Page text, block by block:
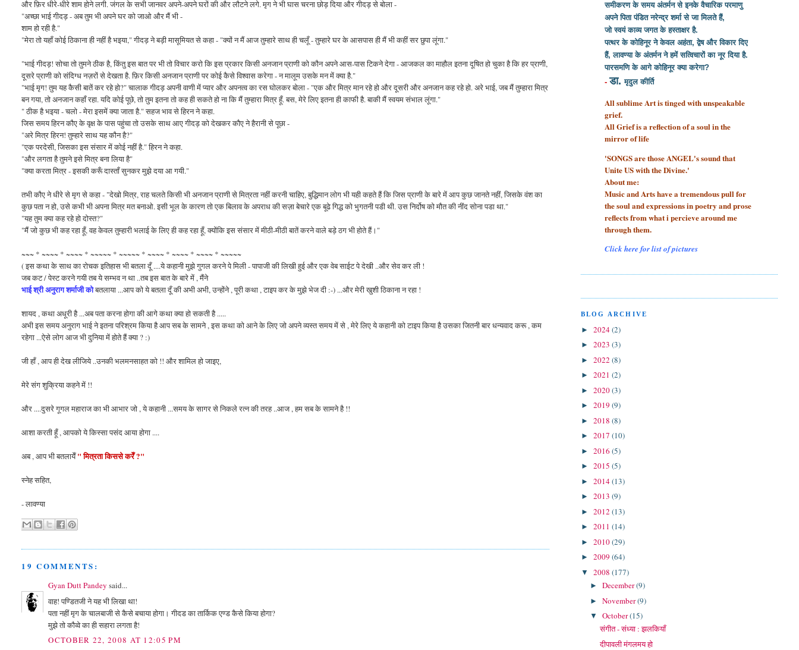
और फ़िर धीरे-धीरे शाम होने लगी. जंगल के सभी जानवर अपने-अपने घरों की और लौटने लगे. मृग ने भी घास चरना छोड़ दिया और गीदड़ से बोला -
"अच्छा भाई गीदड़ - अब तुम भी अपने घर को जाओ और मैं भी -
शाम हो रही है."
"मेरा तो यहाँ कोई ठिकाना ही नहीं है भइया," गीदड़ ने बड़ी मासूमियत से कहा - "क्यों न मैं आज तुम्हारे साथ ही चलूँ - तुम्हारे घर के आसपास ही मैं भी कहीं सर छुपा लूंगा."
"भाई गीदड़! सोचा तो तुमने ठीक है, किंतु इस बात पर भी तो विचार करो कि इस प्रकार किसी अनजान प्राणी को कौन अपने आस-पास टिकने देगा - आजकल का माहौल इतना दूषित हो चुका है कि हर प्राणी,
दूसरे प्राणी को संदिग्ध नज़रों से देखता है. फ़िर किसी अनजान प्राणी पर कोई कैसे विश्वास करेगा - न मालूम उसके मन में क्या है."
"भाई मृग! तुम यह कैसी बातें कर रहे हो?" चालाक गीदड़ अपनी वाणी में प्यार और अपनत्व का रस घोलकर बोला - "एक और मित्र मान रहे हो और दूसरी और अनजान कह रहे हो. अरे भाई, जब मैं तुम्हारा मित्र
बन गया, तो अनजान कहाँ रहा. यदि कोई पूछे, तो तुम इतना तो कह ही सकते हो ना कि मैं तुम्हारा मित्र हूँ. बस, मेरे लिए इतना ही काफी है. बाकी मैं स्वयम संभाल लूंगा."
" ठीक है भइया - चलो - मेरा इसमें क्या जाता है." सहज भाव से हिरन ने कहा.
जिस समय हिरन कौए के वृक्ष के पास पहुंचा तो उसके साथ आए गीदड़ को देखकर कौए ने हैरानी से पूछा -
"अरे मित्र हिरन! तुम्हारे साथ यह कौन है?"
"एक परदेसी, जिसका इस संसार में कोई नहीं है." हिरन ने कहा.
"और लगता है तुमने इसे मित्र बना लिया है"
"क्या करता मित्र - इसकी करूँ दास्ताँ सुनकर मुझे दया आ गयी."
तभी कौए ने धीरे से मृग से कहा - "देखो मित्र, राह चलते किसी भी अनजान प्राणी से मित्रता नहीं करनी चाहिए, बुद्धिमान लोग भी यही कहते हैं कि जिस प्राणी के बारे में आप कुछ जानते नहीं, जिसके वंश का
कुछ पता न हो, उसे कभी भी अपना मित्र मत बनाओ. इसी भूल के कारण तो एक बिलाव के अपराध की सज़ा बेचारे एक बूढे गिद्ध को भुगतनी पडी थी. उस निर्दोष को मौत की नींद सोना पडा था."
"यह तुम क्या कह रहे हो दोस्त?"
"मैं जो कुछ भी कह रहा हूँ, वह केवल तुम्हारी भलाई के लिए ही कह रहा हूँ, क्योंकि इस संसार में मीठी-मीठी बातें करने वाले बड़े ठग भी होते हैं।"
~~~ * ~~~~ * ~~~~ * ~~~~~ * ~~~~~ * ~~~~ * ~~~~ * ~~~~ * ~~~~~
( इस कथा के साथ का रोचक इतिहास भी बतला दूँ ....ये कहानी मुझे गुगल करने पे मिली - पापाजी की लिखी हुई और एक वेब साईट पे देखी ..और सेव कर ली !
जब कट / पेस्ट करने गयी तब ये सम्भव न था ..तब इस बात के बारे में , मैंने
भाई श्री अनुराग शर्माजी कोबतलाया ...आप को ये बतला दूँ की अभी अभी, उन्होंने , पूरी कथा , टाइप कर के मुझे भेज दी :-) ...और मेरी खुशी ठिकाना न रहा !
शायद , कथा अधूरी है ...अब पता करना होगा की आगे कथा क्या हो सकती है .....
अभी इस समय अनुराग भाई ने इतना परिश्रम किया है आप सब के सामने , इस कथा को आने के लिए जो अपने व्यस्त समय में से , मेरे लिए ये कहानी को टाइप किया है उसका जितनी बार धन्यवाद करू , कम
रहेगा ...ऐसे लोग आज भी दुनिया में होते हैं क्या ? :)
जी हाँ , आप ही देख लीजिये ..उनकी भलमनसाहत को !! और शामिल हो जाइए,
मेरे संग शुक्रिया कहने में !!
और ....दुसरे गूगल महाराज का भी आभार जो , ये कहानी ...समय के सागर से निकले रत्न की तरह ..आज , हम सब के सामने है !!
आशा करती हूँ , आपको ये किस्सा पसंद आया होगा ....
अब , आप भी बतलायेँ" मित्रता किससे करेँ ?"
स्नेह सहित,
- लावण्या
19 COMMENTS:
Gyan Dutt Pandey said...
वाह! पण्डितजी ने यह भी लिखा था!
पता नहीं मृग के चालबाजी से कैसे बचाया होगा। गीदड का तार्किक एण्ड कैसे किया होगा?
मुझे तो कौव्वे का ही सहारा लगता है!
OCTOBER 22, 2008 AT 12:05 PM
समीकरण के समय अंतर्मन से इनके वैचारिक परमाणु
अपने पिता पंडित नरेन्द्र शर्मा सेजा मिलते हैं,
जो स्वयं काव्य जगत के हस्ताक्षर है.
पत्थर के कोहिनूर ने केवल अहंता, द्वेष और विकार दिए
हैं, लावण्या के अंतर्मन ने हमें सत्विचारों का नूर दिया है.
पारसमणि के आगे कोहिनूर क्या करेगा?
- डा.मृदुल कीर्ति
All sublime Art is tinged with unspeakable
grief.
All Grief is a reflection of a soulin the
mirror of life
'SONGS are those ANGEL's sound that
Unite US with the Divine.'
About me:
Music and Arts have a tremendous pull for
the soul and expressions in poetry and prose
reflects from what i percieve around me
through them.
Click here for list of pictures
BLOG ARCHIVE
► 2024(2)
► 2023 (3)
► 2022 (8)
► 2021 (2)
► 2020(3)
► 2019 (9)
► 2018 (8)
► 2017 (10)
► 2016 (5)
► 2015 (5)
► 2014(13)
► 2013 (9)
► 2012 (13)
► 2011 (14)
► 2010(29)
► 2009 (64)
▼ 2008 (177)
►December(9)
►November(9)
▼October(15)
संगीत - संध्या : झलकियाँ
दीपावली मंगलमय हो